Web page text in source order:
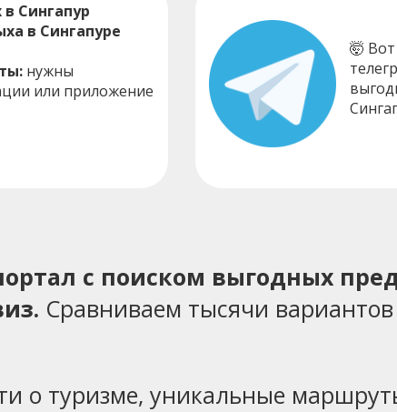
Сингапур
в Сингапуре
нужны
или приложение
🤯
с поиском выгодных
Сравниваем тысячи
о туризме, уникальные